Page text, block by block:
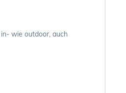
wie outdoor, auch